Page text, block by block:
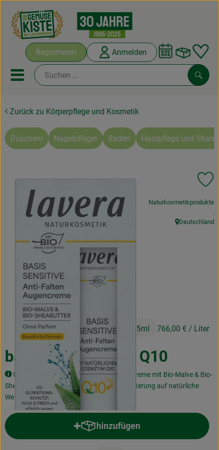
Registrieren Anmelden
Mobiles Menu öffnen oder
Abokisten
Kochboxen
Weine
Kochen & Backen
Naturkost
Drogerie
Über uns
Blog
Veranstaltungen
Zurück zu Körperpflege und Kosmetik
Duschen Nagelpflege Bäder Haarpflege und
basis Augencreme Q10
Unsere basis sensitiv Anti-Falten Augencreme mit Bio-Malve & Bio-
Sheabutter wirkt den Anzeichen von Hautalterung auf natürliche
Weise entgegen
11,49 € / 15ml 766,00 € / Liter
, Verband:
Naturkosmetikprodukte
,
.
, Herkunft:
Deutschland
hinzufügen
Produkt zum Warenkorb